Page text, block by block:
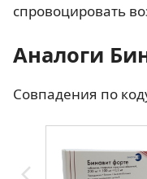
спровоцировать
Аналоги
Совпадения по